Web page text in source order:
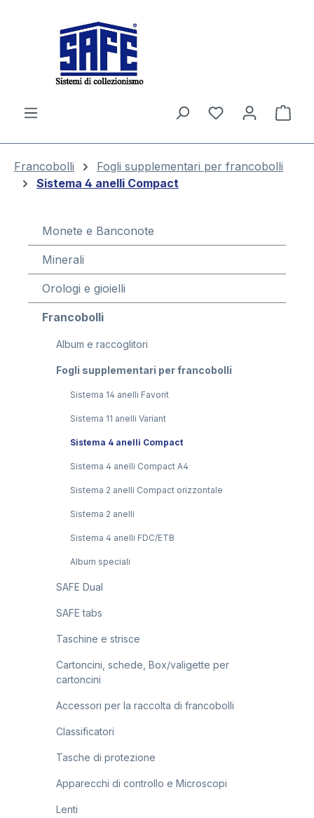
Il
Francobolli
Fogli supplementari per francobolli
Sistema 4 anelli Compact
Monete e Banconote
Minerali
Orologi e gioielli
Francobolli
Album e raccoglitori
Fogli supplementari per francobolli
Sistema 14 anelli Favorit
Sistema 11 anelli Variant
Sistema 4 anelli Compact
Sistema 4 anelli Compact A4
Sistema 2 anelli Compact orizzontale
Sistema 2 anelli
Sistema 4 anelli FDC/ETB
Album speciali
SAFE Dual
SAFE tabs
Taschine e strisce
Cartoncini, schede, Box/valigette per
cartoncini
Accessori per la raccolta di francobolli
Classificatori
Tasche di protezione
Apparecchi di controllo e Microscopi
Lenti